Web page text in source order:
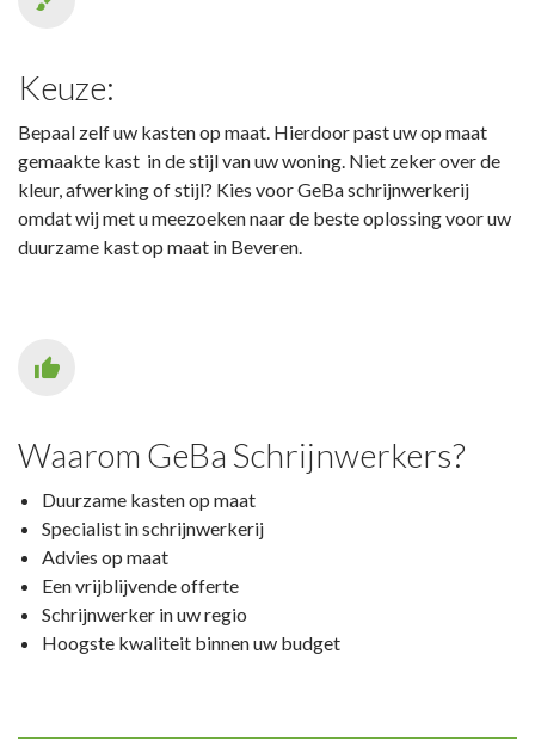
Keuze:
Bepaal zelf uw kasten op maat. Hierdoor past uw op maat
gemaakte kast in de stijl van uw woning. Niet zeker over de
kleur, afwerking of stijl? Kies voor GeBa schrijnwerkerij
omdat wij met u meezoeken naar de beste oplossing voor uw
duurzame kast op maat in Beveren.
Waarom GeBa Schrijnwerkers?
Duurzame kasten op maat
Specialist in schrijnwerkerij
Advies op maat
Een vrijblijvende offerte
Schrijnwerker in uw regio
Hoogste kwaliteit binnen uw budget